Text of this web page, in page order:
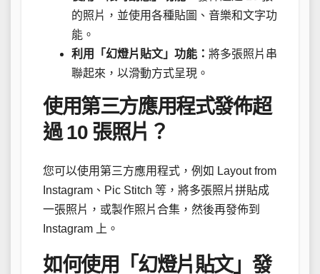
的照片，並使用各種貼圖、音樂和文字功
能。
利用「幻燈片貼文」功能： 將多張照片串
聯起來，以滑動方式呈現。
使用第三方應用程式發佈超
過 10 張照片？
您可以使用第三方應用程式，例如 Layout from
Instagram、Pic Stitch 等，將多張照片拼貼成
一張照片，或製作照片合集，然後再發佈到
Instagram 上。
如何使用「幻燈片貼文」發